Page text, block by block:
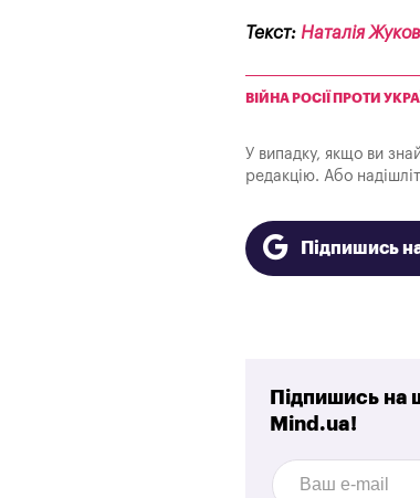
Текст: Наталія
ВІЙНА РОСІЇ ПРОТИ
У випадку, якщо ви
редакцію. Або
Підпишись
Підпишись на
Mind.ua!